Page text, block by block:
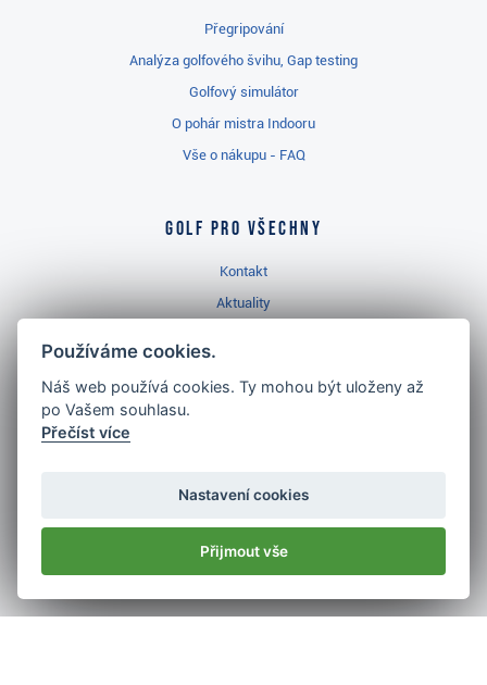
Přegripování
Analýza golfového švihu, Gap testing
Golfový simulátor
O pohár mistra Indooru
Vše o nákupu - FAQ
Golf pro všechny
Kontakt
Aktuality
Golfový slovník
Nejlépe hodnocený
v ČR
Používáme cookies.
Náš web používá cookies. Ty mohou být uloženy až
po Vašem souhlasu.
Přečíst více
Nastavení cookies
Přijmout vše